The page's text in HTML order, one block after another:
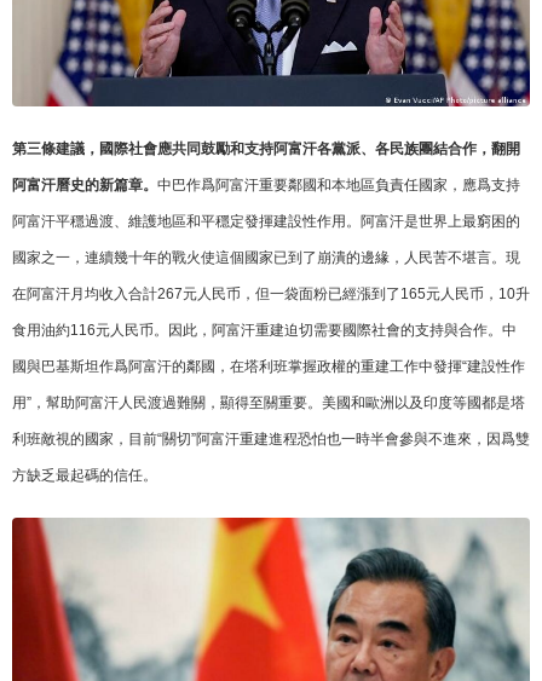
第三條建議，國際社會應共同鼓勵和支持阿富汗各黨派、各民族團結合作，翻開
阿富汗曆史的新篇章。 中巴作爲阿富汗重要鄰國和本地區負責任國家，應爲支持
阿富汗平穩過渡、維護地區和平穩定發揮建設性作用。阿富汗是世界上最窮困的
國家之一，連續幾十年的戰火使這個國家已到了崩潰的邊緣，人民苦不堪言。現
在阿富汗月均收入合計267元人民币，但一袋面粉已經漲到了165元人民币，10升
食用油約116元人民币。因此，阿富汗重建迫切需要國際社會的支持與合作。中
國與巴基斯坦作爲阿富汗的鄰國，在塔利班掌握政權的重建工作中發揮“建設性作
用”，幫助阿富汗人民渡過難關，顯得至關重要。美國和歐洲以及印度等國都是塔
利班敵視的國家，目前“關切”阿富汗重建進程恐怕也一時半會參與不進來，因爲雙
方缺乏最起碼的信任。